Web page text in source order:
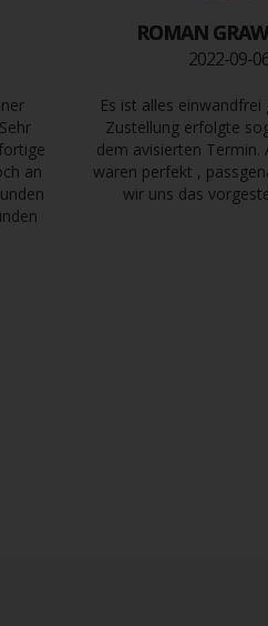
an
ROMAN
2022-09-
Es ist alles einwandfrei
Zustellung erfolgte
dem avisierten Termin.
waren perfekt ,
wir uns das